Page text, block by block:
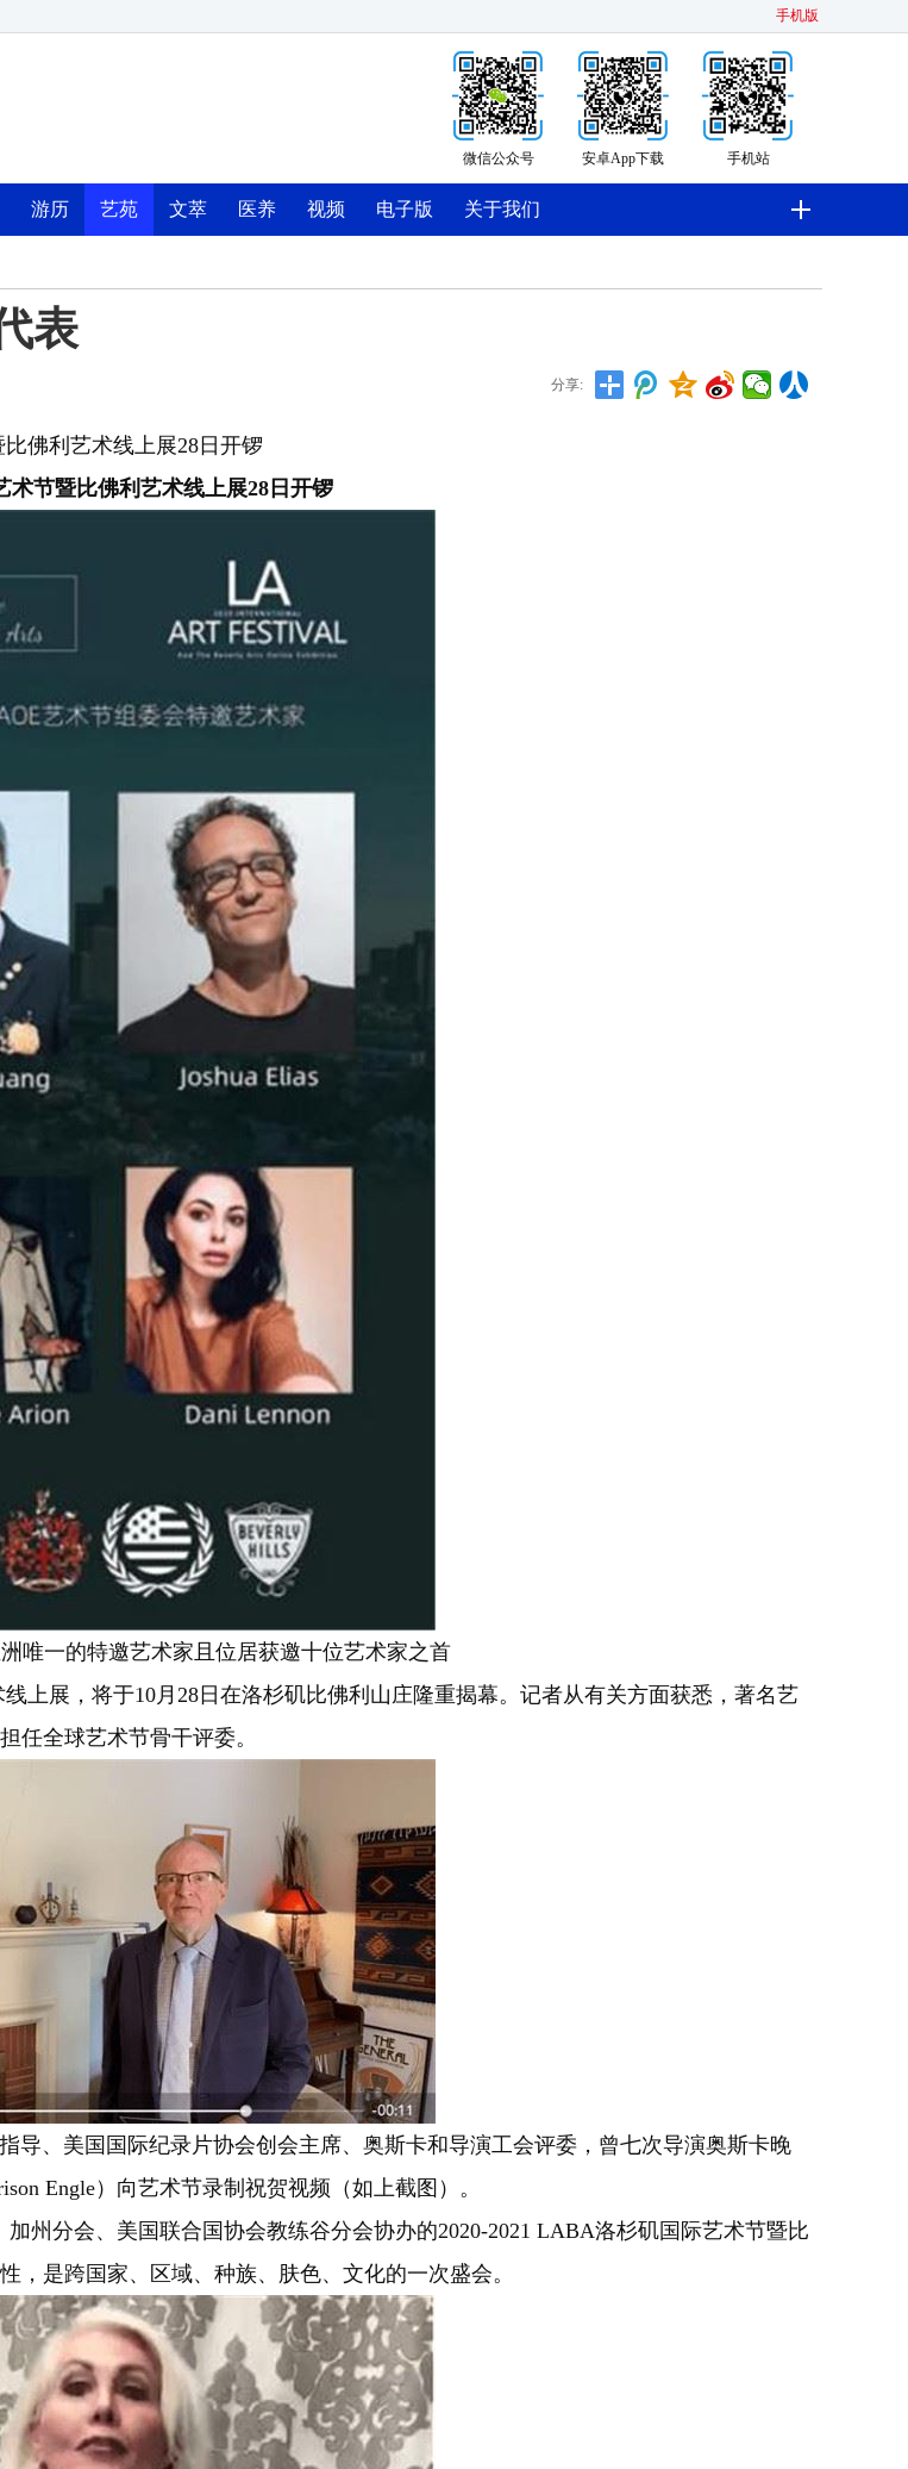
手机版
手机站
安卓App下载
微信公众号
游历 艺苑 文萃 医养 视频 电子版 关于我们
表
分享:
佛利艺术线上展28日开锣
术节暨比佛利艺术线上展28日开锣
唯一的特邀艺术家且位居获邀十位艺术家之首
展，将于10月28日在洛杉矶比佛利山庄隆重揭幕。记者从有关方面获悉，著名艺
任全球艺术节骨干评委。
、美国国际纪录片协会创会主席、奥斯卡和导演工会评委，曾七次导演奥斯卡晚
Engle）向艺术节录制祝贺视频（如上截图）。
分会、美国联合国协会教练谷分会协办的2020-2021 LABA洛杉矶国际艺术节暨比
是跨国家、区域、种族、肤色、文化的一次盛会。